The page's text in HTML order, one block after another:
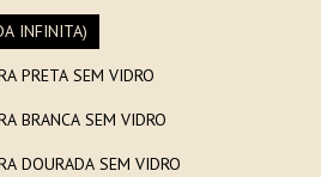
INFINITA)
PRETA SEM VIDRO
BRANCA SEM VIDRO
DOURADA SEM VIDRO